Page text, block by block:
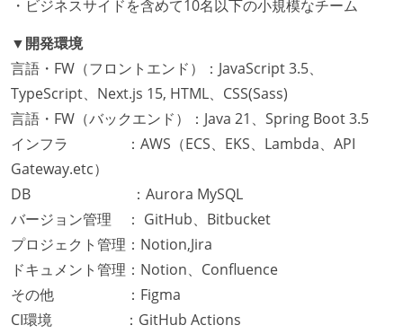
・ビジネスサイドを含めて10名以下の小規模なチーム
▼開発環境
言語・FW（フロントエンド）：JavaScript 3.5、
TypeScript、Next.js 15, HTML、CSS(Sass)
言語・FW（バックエンド）：Java 21、Spring Boot 3.5
インフラ ：AWS（ECS、EKS、Lambda、API
Gateway.etc）
DB ：Aurora MySQL
バージョン管理 ： GitHub、Bitbucket
プロジェクト管理：Notion,Jira
ドキュメント管理：Notion、Confluence
その他 ：Figma
CI環境 ：GitHub Actions